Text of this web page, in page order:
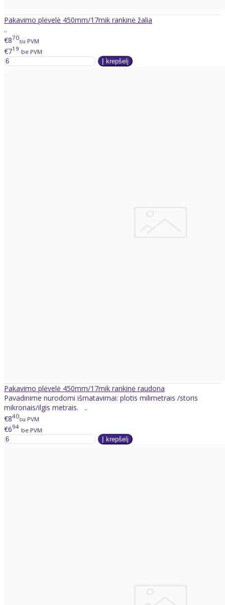
Pakavimo plėvelė 450mm/17mik rankinė žalia
..
€870su PVM
€719 be PVM
Pakavimo plėvelė 450mm/17mik rankinė raudona
Pavadinime nurodomi išmatavimai: plotis milimetrais /storis
mikronais/ilgis metrais. ..
€840su PVM
€694 be PVM